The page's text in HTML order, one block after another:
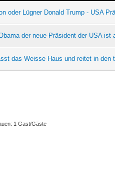
oder Lügner Donald Trump - USA
der neue Präsident der USA ist
das Weisse Haus und reitet in den
1 Gast/Gäste